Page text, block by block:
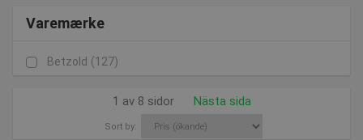
spännande produkter, så håll dig uppdaterad på vår
Varemærke
Betzold (127)
1 av 8 sidor Nästa sida
Sort by: